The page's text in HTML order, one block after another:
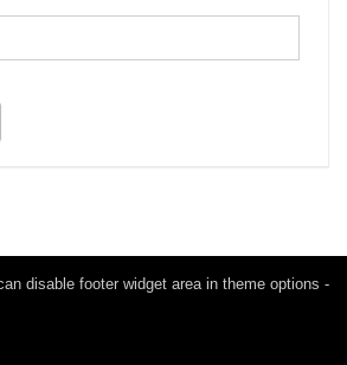
disable footer widget area in theme options -